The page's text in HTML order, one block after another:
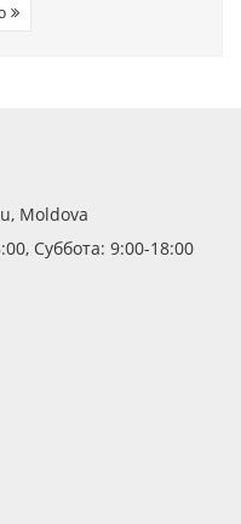
Moldova
Суббота: 9:00-18:00